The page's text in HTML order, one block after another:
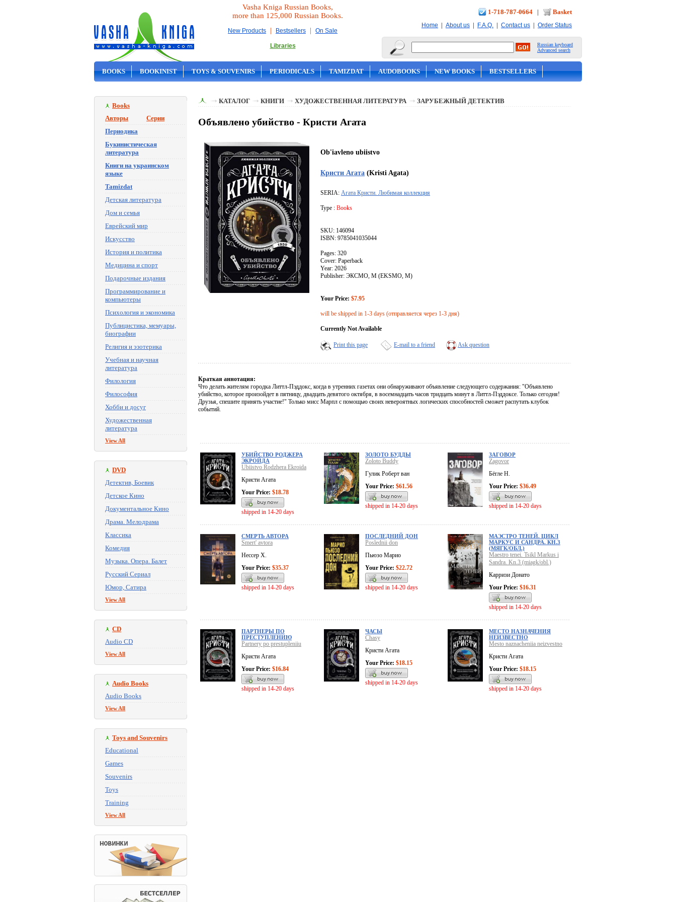
Vasha Kniga Russian Books,
more than 125,000 Russian Books.
New Products | Bestsellers | On Sale
Libraries
1-718-787-0664 | Basket
Home | About us | F.A.Q. | Contact us | Order Status
Russian keyboard
Advanced search
BOOKS BOOKINIST TOYS & SOUVENIRS PERIODICALS TAMIZDAT AUDOBOOKS NEW BOOKS BESTSELLERS
Books
Авторы
Серии
Периодика
Букинистическая
литература
Книги на украинском
языке
Tamizdat
Детская литература
Дом и семья
Еврейский мир
Искусство
История и политика
Медицина и спорт
Подарочные издания
Программирование и
компьютеры
Психология и экономика
Публицистика, мемуары,
биографии
Религия и эзотерика
Учебная и научная
литература
Филология
Философия
Хобби и досуг
Художественная
литература
View All
DVD
Детектив, Боевик
Детское Кино
Документальное Кино
Драма. Мелодрама
Классика
Комедия
Музыка. Опера. Балет
Русский Сериал
Юмор, Сатира
View All
CD
Audio CD
View All
Audio Books
Audio Books
View All
Toys and Souvenirs
Educational
Games
Souvenirs
Toys
Training
View All
КАТАЛОГ КНИГИ ХУДОЖЕСТВЕННАЯ ЛИТЕРАТУРА ЗАРУБЕЖНЫЙ ДЕТЕКТИВ
Объявлено убийство - Кристи Агата
Ob'iavleno ubiistvo
Кристи Агата (Kristi Agata)
SERIA: Агата Кристи. Любимая коллекция
Type : Books
SKU: 146094
ISBN: 9785041035044
Pages: 320
Cover: Paperback
Year: 2026
Publisher: ЭКСМО, М (EKSMO, M)
Your Price: $7.95
will be shipped in 1-3 days (отправляется через 1-3 дня)
Currently Not Available
Print this page E-mail to a friend Ask question
Краткая аннотация:
Что делать жителям городка Литтл-Пэддокс, когда в утренних газетах они обнаруживают объявление следующего содержания: "Объявлено
убийство, которое произойдет в пятницу, двадцать девятого октября, в восемнадцать часов тридцать минут в Литтл-Пэддоксе. Только сегодня!
Друзья, спешите принять участие!" Только мисс Марпл с помощью своих невероятных логических способностей сможет распутать клубок
событий.
УБИЙСТВО РОДЖЕРА
ЭКРОЙДА
Ubiistvo Rodzhera Ekroida
Кристи Агата
Your Price: $18.78
shipped in 14-20 days
ЗОЛОТО БУДДЫ
Zoloto Buddy
Гулик Роберт ван
Your Price: $61.56
shipped in 14-20 days
ЗАГОВОР
Zagovor
Бёгле Н.
Your Price: $36.49
shipped in 14-20 days
СМЕРТЬ АВТОРА
Smert' avtora
Нессер Х.
Your Price: $35.37
shipped in 14-20 days
ПОСЛЕДНИЙ ДОН
Poslednii don
Пьюзо Марио
Your Price: $22.72
shipped in 14-20 days
МАЭСТРО ТЕНЕЙ. ЦИКЛ
МАРКУС И САНДРА. КН.3
(МЯГК/ОБЛ.)
Maestro tenei. Tsikl Markus i
Sandra. Kn.3 (miagk/obl.)
Карризи Донато
Your Price: $16.31
shipped in 14-20 days
ПАРТНЕРЫ ПО
ПРЕСТУПЛЕНИЮ
Partnery po prestupleniiu
Кристи Агата
Your Price: $16.84
shipped in 14-20 days
ЧАСЫ
Chasy
Кристи Агата
Your Price: $18.15
shipped in 14-20 days
МЕСТО НАЗНАЧЕНИЯ
НЕИЗВЕСТНО
Mesto naznacheniia neizvestno
Кристи Агата
Your Price: $18.15
shipped in 14-20 days